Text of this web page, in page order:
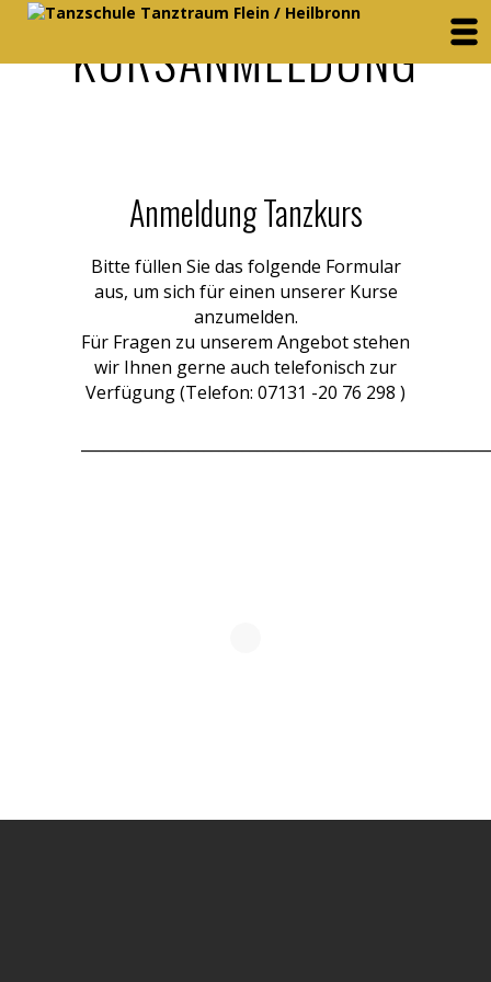
KURSANMELDUNG
Anmeldung Tanzkurs
Bitte füllen Sie das folgende Formular
aus, um sich für einen unserer Kurse
anzumelden.
Für Fragen zu unserem Angebot stehen
wir Ihnen gerne auch telefonisch zur
Verfügung (Telefon: 07131 -20 76 298 )